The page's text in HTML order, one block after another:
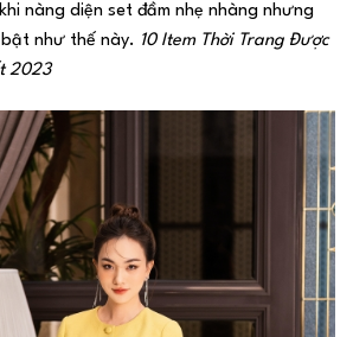
nàng diện set đầm nhẹ nhàng nhưng
bật như thế này. 10 Item Thời Trang Được
2023